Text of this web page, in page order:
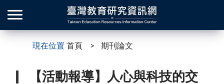
現在位置 首頁 期刊論文
【活動報導】人心與科技的交